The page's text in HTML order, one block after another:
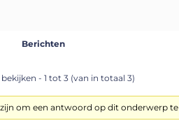
Berichten
- 1 tot 3 (van in totaal 3)
om een antwoord op dit onderwerp